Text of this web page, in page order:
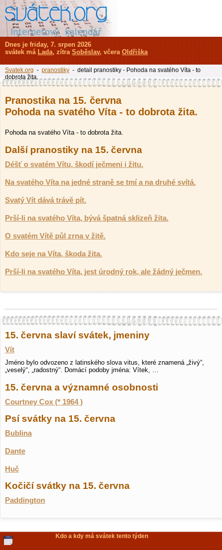
Pranostika na 15. června
Pohoda na svatého Víta - to dobrota žita.
Pohoda na svatého Víta - to dobrota žita.
Další pranostiky na 15. června
Déšť o svatém Vítu, škodí ječmeni i žitu.
Na svatého Víta na jedné straně se tmí a na druhé svítá.
Svatý Vít dává trávě pít.
Prší-li na svatého Víta, bývá špatná sklizeň žita.
O svatém Vítě půl zrna v žitě.
Kdo seje na Víta, škoda žita.
Prší-li na svatého Víta, jest úrodný rok, ale žádný ječmen.
15. června slaví svátek, jmeniny
Vít
Jméno bylo odvozeno z latinského slova vitus, které znamená „živý“,
„veselý“, „radostný“. Domácí podoby jména: Vítek, …
15. června a významné osobnosti
Courtney Cox (* 1964 )
Psí svátky na 15. června
Bublina
Dante
Huč
Kočičí svátky na 15. června
Paddington
Kdo a kdy má svátek tento týden
Dnes je friday, 7. srpen 2026
svátek má Lada, zítra Soběslav, včera Oldřiška
Svatek.org - pranostiky - detail pranostiky - Pohoda na svatého Víta - to
dobrota žita.